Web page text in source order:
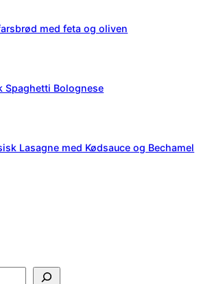
med feta og oliven
Spaghetti Bolognese
Lasagne med Kødsauce og Bechamel